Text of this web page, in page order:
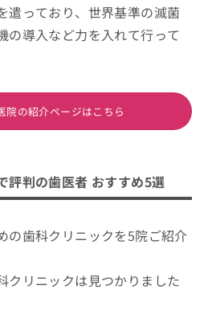
遣っており、世界基準の滅菌
の導入など力を入れて行って
院の紹介ページはこちら
評判の歯医者 おすすめ5選
の歯科クリニックを5院ご紹介
クリニックは見つかりました